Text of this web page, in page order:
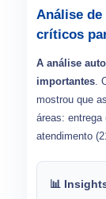
Análise
críticos
A análise
importantes.
mostrou que
áreas: entrega
atendimento
📊